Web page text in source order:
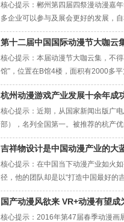
核心提示：郴州第四届四祭漫动漫嘉
多企业可以参与及展会更好的发展，
业更多，参展品牌更多，预计将吸引
第十二届中国国际动漫节大咖云
核心提示：本届动漫节大咖云集，不
馆”，位置在B馆4楼，面积有2000多
品，在马儿身上有很多画下来的人物。
杭州动漫游戏产业发展十余年成
核心提示：近期，从国家新闻出版广
部），名列全国第一。被推荐的杭产
吉祥物设计是中国动漫产业的大
核心提示：在中国当下动漫产业如火
径，他的团队却是以“打造中国最好的
国产动漫风欲来 VR+动漫有望成
核心提示：2016年第47届春季动漫画